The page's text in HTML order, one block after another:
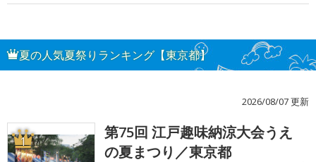
夏の人気夏祭りランキング【東京都】
2026/08/07 更新
1
第75回 江戸趣味納涼大会うえ
の夏まつり／東京都